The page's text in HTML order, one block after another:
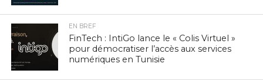
EN BREF
FinTech : IntiGo lance le « Colis Virtuel »
pour démocratiser l’accès aux services
numériques en Tunisie